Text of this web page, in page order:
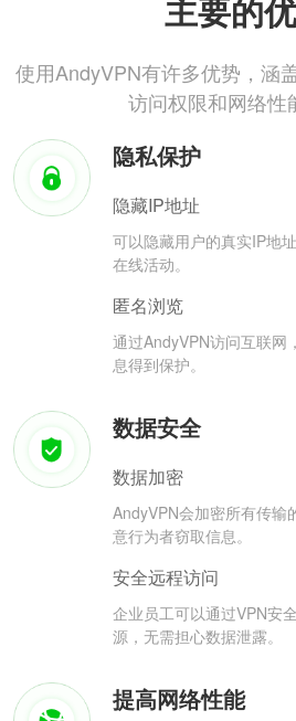
主要的
使用AndyVPN有许多优势，涵
访问权限和网络性
隐私保护
隐藏IP地址
可以隐藏用户的真实IP地
在线活动。
匿名浏览
通过AndyVPN访问互联网
息得到保护。
数据安全
数据加密
AndyVPN会加密所有传输
意行为者窃取信息。
安全远程访问
企业员工可以通过VPN安
源，无需担心数据泄露。
提高网络性能